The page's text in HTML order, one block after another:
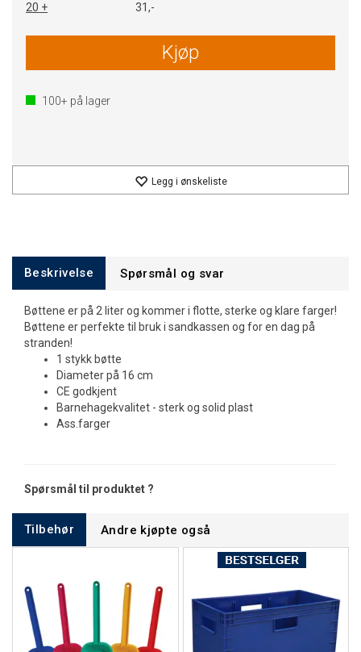
20 +
31,-
Kjøp
100+ på lager
Legg i ønskeliste
Beskrivelse Spørsmål og svar
Bøttene er på 2 liter og kommer i flotte, sterke og klare farger!
Bøttene er perfekte til bruk i sandkassen og for en dag på
stranden!
1 stykk bøtte
Diameter på 16 cm
CE godkjent
Barnehagekvalitet - sterk og solid plast
Ass.farger
Spørsmål til produktet ?
Tilbehør Andre kjøpte også